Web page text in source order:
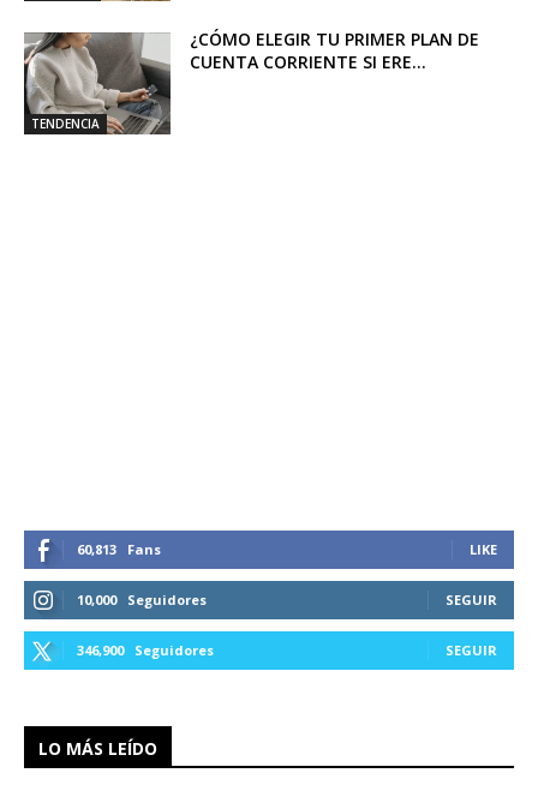
TENDENCIA
¿CÓMO ELEGIR TU PRIMER PLAN DE
CUENTA CORRIENTE SI ERE...
60,813 Fans LIKE
10,000 Seguidores SEGUIR
346,900 Seguidores SEGUIR
LO MÁS LEÍDO